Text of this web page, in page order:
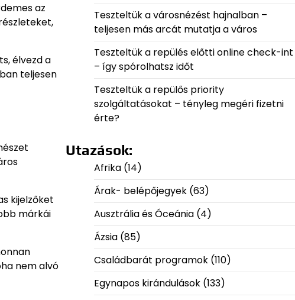
az
élvezd a
teljesen
kijelzőket
márkái
nem alvó
Teszteltük a városnézést hajnalban –
teljesen más arcát mutatja a város
Teszteltük a repülés előtti online check-int
– így spórolhatsz időt
Teszteltük a repülős priority
szolgáltatásokat – tényleg megéri fizetni
érte?
Utazások:
Afrika(14)
Árak- belépőjegyek(63)
Ausztrália és Óceánia(4)
Ázsia(85)
Családbarát programok(110)
Egynapos kirándulások(133)